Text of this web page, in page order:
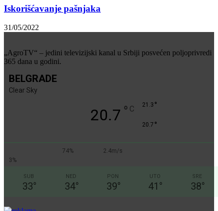
Iskorišćavanje pašnjaka
31/05/2022
„AgroTV“ – jedini televizijski kanal u Srbiji posvećen poljoprivredi
365 dana u godini.
BELGRADE
Clear Sky
20.7 ° C 21.3 °
20.7 °
74%
2.4m/s
3%
SUB
33°
NED
34°
PON
39°
UTO
41 °
SRE
38°